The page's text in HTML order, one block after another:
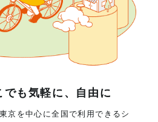
でも気軽に、自由に
京を中心に全国で利用できるシ